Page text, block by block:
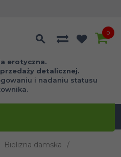
erotyczna.
detalicznej.
i nadaniu statusu
0
Bielizna damska